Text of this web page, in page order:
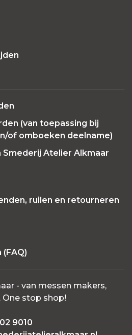
(van toepassing bij
of omboeken deelname)
Smederij Atelier Alkmaar
ruilen en retourneren
- van messen makers,
stop shop!
9010